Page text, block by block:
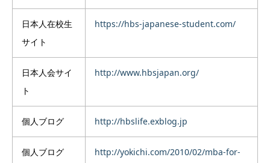
日本人在校生
サイト
https://hbs-japanese-student.com/
日本人会サイ
ト
http://www.hbsjapan.org/
個人ブログ http://hbslife.exblog.jp
個人ブログ
http://yokichi.com/2010/02/mba-for-